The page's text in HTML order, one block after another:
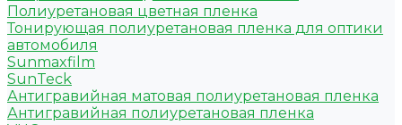
Полиуретановая цветная пленка
Тонирующая полиуретановая пленка для оптики
автомобиля
Sunmaxfilm
SunTeck
Антигравийная матовая полиуретановая пленка
Антигравийная полиуретановая пленка